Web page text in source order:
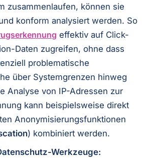
zusammenlaufen, können sie
konform analysiert werden. So
effektiv auf Click-
Daten zugreifen, ohne dass
problematische
über Systemgrenzen hinweg
Analyse von IP-Adressen zur
kann beispielsweise direkt
Anonymisierungsfunktionen
) kombiniert werden.
Werkzeuge: